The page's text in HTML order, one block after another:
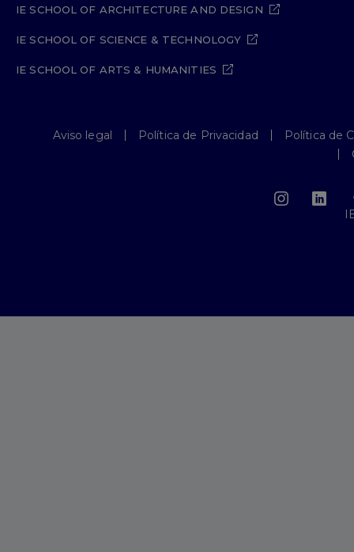
IE SCHOOL OF ARCHITECTURE AND DESIGN
IE SCHOOL OF SCIENCE & TECHNOLOGY
IE SCHOOL OF ARTS & HUMANITIES
Aviso legal Política de Privacidad
Política de